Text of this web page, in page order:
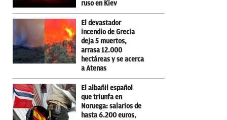
ruso en Kiev
El devastador
incendio de Grecia
deja 5 muertos,
arrasa 12.000
hectáreas y se acerca
a Atenas
El albañil español
que triunfa en
Noruega: salarios de
hasta 6.200 euros,